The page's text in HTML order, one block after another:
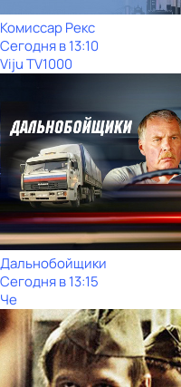
Комиссар Рекс
Сегодня в 13:10
Viju TV1000
Дальнобойщики
Сегодня в 13:15
Че